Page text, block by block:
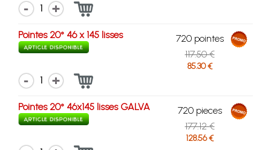
1
Pointes 20° 46 x 145 lisses
720 pointes
117.50 €
85.30 €
1
Pointes 20° 46x145 lisses GALVA
720 pieces
177.12 €
128.56 €